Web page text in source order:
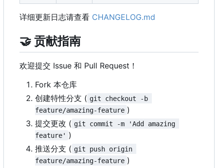
详细更新日志请查看 CHANGELOG.md
🤝 贡献指南
欢迎提交 Issue 和 Pull Request ！
Fork 本仓库
创建特性分支 ( git checkout -b
feature/amazing-feature )
提交更改 ( git commit -m 'Add amazing
feature' )
推送分支 ( git push origin
feature/amazing-feature )